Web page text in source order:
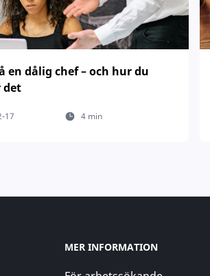
en dålig chef – och hur du
det
17 4 min
MER INFORMATION